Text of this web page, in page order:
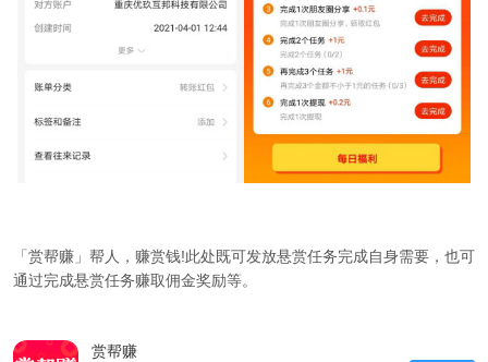
「 赏帮赚 」帮人，赚赏钱!此处既可发放悬赏任务完成自身需要，也可
通过完成悬赏任务赚取佣金奖励等。
赏帮赚